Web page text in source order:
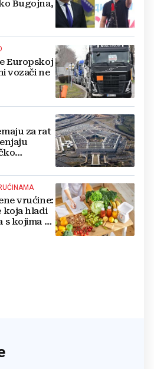
Bugojna,
Europskoj
vozači ne
za rat
vrućine:
koja hladi
s kojima si